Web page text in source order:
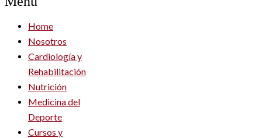
Home
Nosotros
Cardiología y
Rehabilitación
Nutrición
Medicina del
Deporte
Cursos y